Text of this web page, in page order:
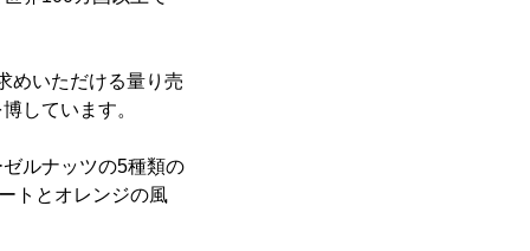
めいただける量り売
しています。
ルナッツの5種類の
トとオレンジの風